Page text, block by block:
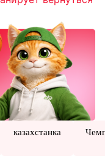
казахстанка